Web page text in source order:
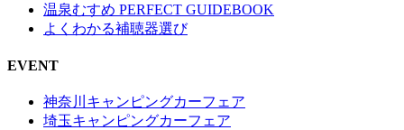
温泉むすめ PERFECT GUIDEBOOK
よくわかる補聴器選び
EVENT
神奈川キャンピングカーフェア
埼玉キャンピングカーフェア